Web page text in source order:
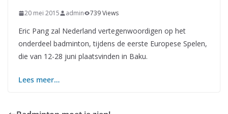
20 mei 2015 admin 739 Views
Eric Pang zal Nederland vertegenwoordigen op het
onderdeel badminton, tijdens de eerste Europese Spelen,
die van 12-28 juni plaatsvinden in Baku.
Lees meer…